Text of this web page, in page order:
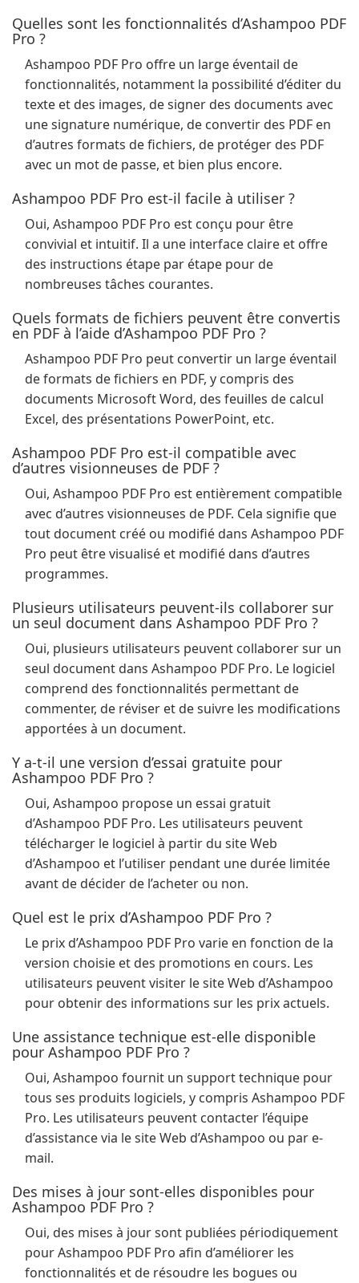
Quelles sont les fonctionnalités d’Ashampoo PDF
Pro ?
Ashampoo PDF Pro offre un large éventail de
fonctionnalités, notamment la possibilité d’éditer du
texte et des images, de signer des documents avec
une signature numérique, de convertir des PDF en
d’autres formats de fichiers, de protéger des PDF
avec un mot de passe, et bien plus encore.
Ashampoo PDF Pro est-il facile à utiliser ?
Oui, Ashampoo PDF Pro est conçu pour être
convivial et intuitif. Il a une interface claire et offre
des instructions étape par étape pour de
nombreuses tâches courantes.
Quels formats de fichiers peuvent être convertis
en PDF à l’aide d’Ashampoo PDF Pro ?
Ashampoo PDF Pro peut convertir un large éventail
de formats de fichiers en PDF, y compris des
documents Microsoft Word, des feuilles de calcul
Excel, des présentations PowerPoint, etc.
Ashampoo PDF Pro est-il compatible avec
d’autres visionneuses de PDF ?
Oui, Ashampoo PDF Pro est entièrement compatible
avec d’autres visionneuses de PDF. Cela signifie que
tout document créé ou modifié dans Ashampoo PDF
Pro peut être visualisé et modifié dans d’autres
programmes.
Plusieurs utilisateurs peuvent-ils collaborer sur
un seul document dans Ashampoo PDF Pro ?
Oui, plusieurs utilisateurs peuvent collaborer sur un
seul document dans Ashampoo PDF Pro. Le logiciel
comprend des fonctionnalités permettant de
commenter, de réviser et de suivre les modifications
apportées à un document.
Y a-t-il une version d’essai gratuite pour
Ashampoo PDF Pro ?
Oui, Ashampoo propose un essai gratuit
d’Ashampoo PDF Pro. Les utilisateurs peuvent
télécharger le logiciel à partir du site Web
d’Ashampoo et l’utiliser pendant une durée limitée
avant de décider de l’acheter ou non.
Quel est le prix d’Ashampoo PDF Pro ?
Le prix d’Ashampoo PDF Pro varie en fonction de la
version choisie et des promotions en cours. Les
utilisateurs peuvent visiter le site Web d’Ashampoo
pour obtenir des informations sur les prix actuels.
Une assistance technique est-elle disponible
pour Ashampoo PDF Pro ?
Oui, Ashampoo fournit un support technique pour
tous ses produits logiciels, y compris Ashampoo PDF
Pro. Les utilisateurs peuvent contacter l’équipe
d’assistance via le site Web d’Ashampoo ou par e-
mail.
Des mises à jour sont-elles disponibles pour
Ashampoo PDF Pro ?
Oui, des mises à jour sont publiées périodiquement
pour Ashampoo PDF Pro afin d’améliorer les
fonctionnalités et de résoudre les bogues ou